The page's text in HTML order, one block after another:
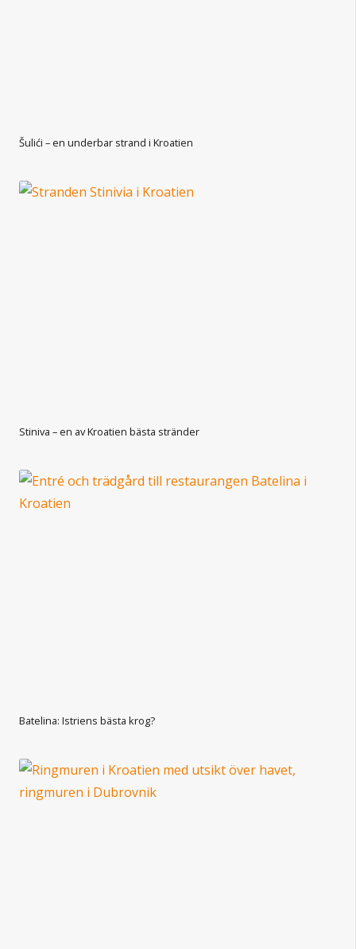
Šulići – en underbar strand i Kroatien
Stiniva – en av Kroatien bästa stränder
Batelina: Istriens bästa krog?